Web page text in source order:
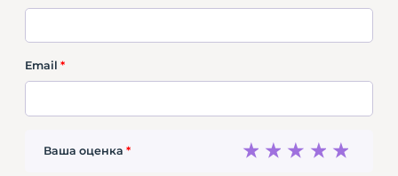
Email *
Ваша оценка * 4
3
2
1
Ц
н
т
а
ь